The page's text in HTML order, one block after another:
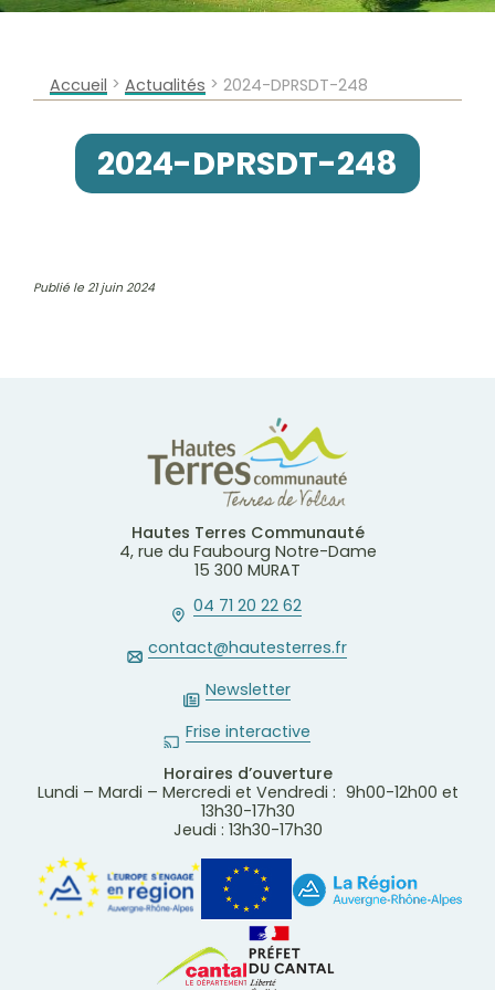
Accueil > Actualités > 2024-DPRSDT-248
2024-DPRSDT-248
Publié le 21 juin 2024
Hautes Terres Communauté
4, rue du Faubourg Notre-Dame
15 300 MURAT
04 71 20 22 62
contact@hautesterres.fr
Newsletter
Frise interactive
Horaires d’ouverture
Lundi – Mardi – Mercredi et Vendredi : 9h00-12h00 et
13h30-17h30
Jeudi : 13h30-17h30